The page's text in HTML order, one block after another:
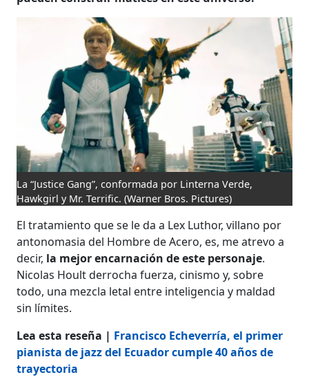
La “Justice Gang”, conformada por Linterna Verde,
Hawkgirl y Mr. Terrific. (Warner Bros. Pictures)
El tratamiento que se le da a Lex Luthor, villano por
antonomasia del Hombre de Acero, es, me atrevo a
decir, la mejor encarnación de este personaje.
Nicolas Hoult derrocha fuerza, cinismo y, sobre
todo, una mezcla letal entre inteligencia y maldad
sin límites.
Lea esta reseña | Francisco Echeverría, el primer
pianista de jazz del Ecuador cumple 40 años de
trayectoria